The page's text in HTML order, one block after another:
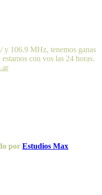
106.9 MHz, tenemos ganas
con vos las 24 horas.
por Estudios Max